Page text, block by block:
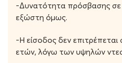
Προπώληση: 30€
Ταμείο: 35€
Ώρα προσέλευσης: 20:30
Ώρα έναρξης: 21:30
-Δυνατότητα πρόσβασης
εξώστη όμως.
-Η είσοδος δεν επιτρέπεται
ετών, λόγω των υψηλών